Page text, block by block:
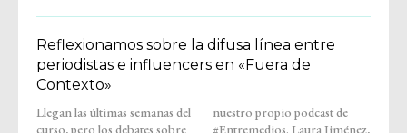
Reflexionamos sobre la difusa línea entre
periodistas e influencers en «Fuera de
Contexto»
Llegan las últimas semanas del
curso, pero los debates sobre
nuestro propio podcast de
#Entremedios. Laura Jiménez,